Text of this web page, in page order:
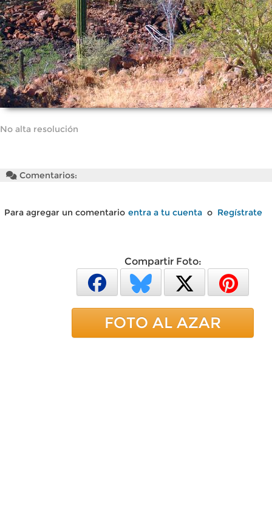
No alta resolución
Comentarios:
Para agregar un comentario entra a tu cuenta o Regístrate
Compartir Foto:
FOTO AL AZAR